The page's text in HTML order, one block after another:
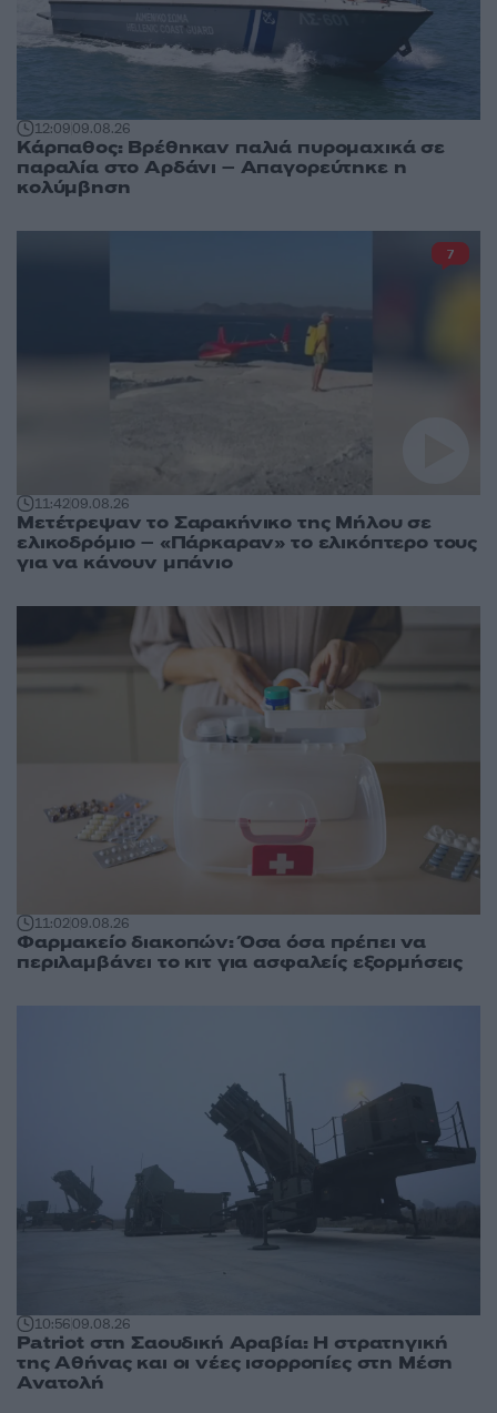
12:0909.08.26
Κάρπαθος: Βρέθηκαν παλιά πυρομαχικά σε
παραλία στο Αρδάνι – Απαγορεύτηκε η
κολύμβηση
11:4209.08.26
Μετέτρεψαν το Σαρακήνικο της Μήλου σε
ελικοδρόμιο – «Πάρκαραν» το ελικόπτερο τους
για να κάνουν μπάνιο
7
11:0209.08.26
Φαρμακείο διακοπών: Όσα όσα πρέπει να
περιλαμβάνει το κιτ για ασφαλείς εξορμήσεις
10:5609.08.26
Patriot στη Σαουδική Αραβία: Η στρατηγική
της Αθήνας και οι νέες ισορροπίες στη Μέση
Ανατολή